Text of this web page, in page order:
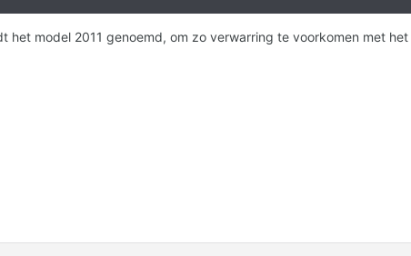
het model 2011 genoemd, om zo verwarring te voorkomen met